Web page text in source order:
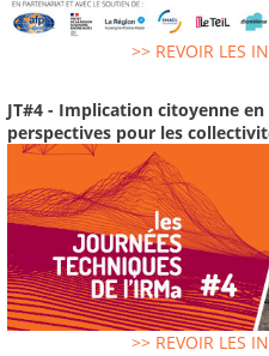
>> REVOIR LES
JT#4 - Implication citoyenne
perspectives pour les
>> REVOIR LES